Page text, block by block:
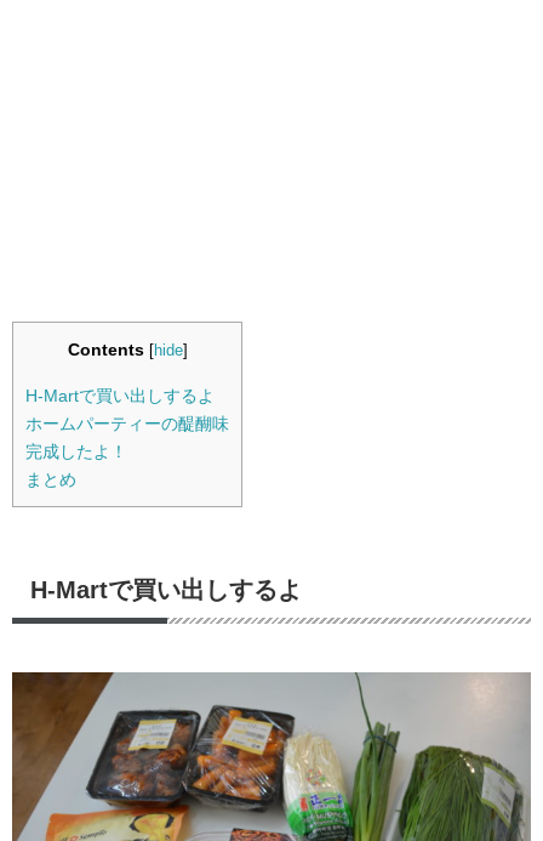
Contents [hide]
H-Martで買い出しするよ
ホームパーティーの醍醐味
完成したよ！
まとめ
H-Martで買い出しするよ